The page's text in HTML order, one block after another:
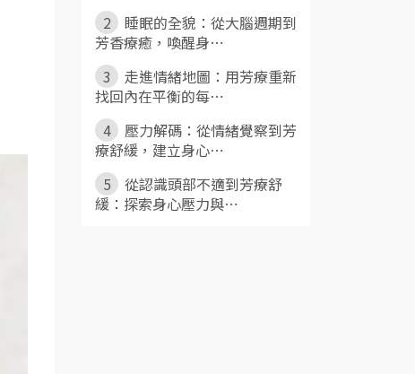
2
睡眠的全貌：從大腦週期到
芳香療癒，喚醒身⋯
3
走進情緒地圖：用芳療重新
找回內在平衡的每⋯
4
壓力解碼：從情緒覺察到芳
療舒緩，建立身心⋯
5
從認識頭部不適到芳療舒
緩：探索身心壓力與⋯